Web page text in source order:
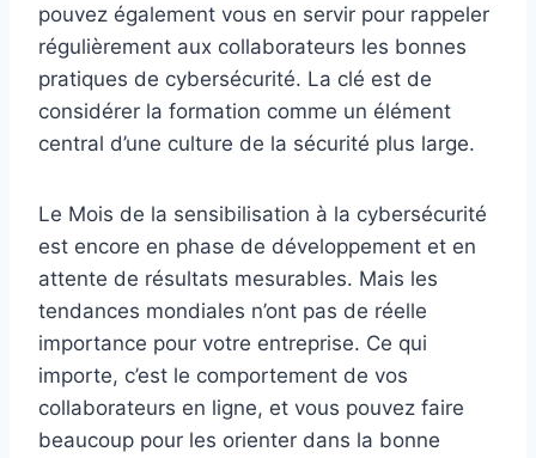
pouvez également vous en servir pour rappeler
régulièrement aux collaborateurs les bonnes
pratiques de cybersécurité. La clé est de
considérer la formation comme un élément
central d’une culture de la sécurité plus large.
Le Mois de la sensibilisation à la cybersécurité
est encore en phase de développement et en
attente de résultats mesurables. Mais les
tendances mondiales n’ont pas de réelle
importance pour votre entreprise. Ce qui
importe, c’est le comportement de vos
collaborateurs en ligne, et vous pouvez faire
beaucoup pour les orienter dans la bonne